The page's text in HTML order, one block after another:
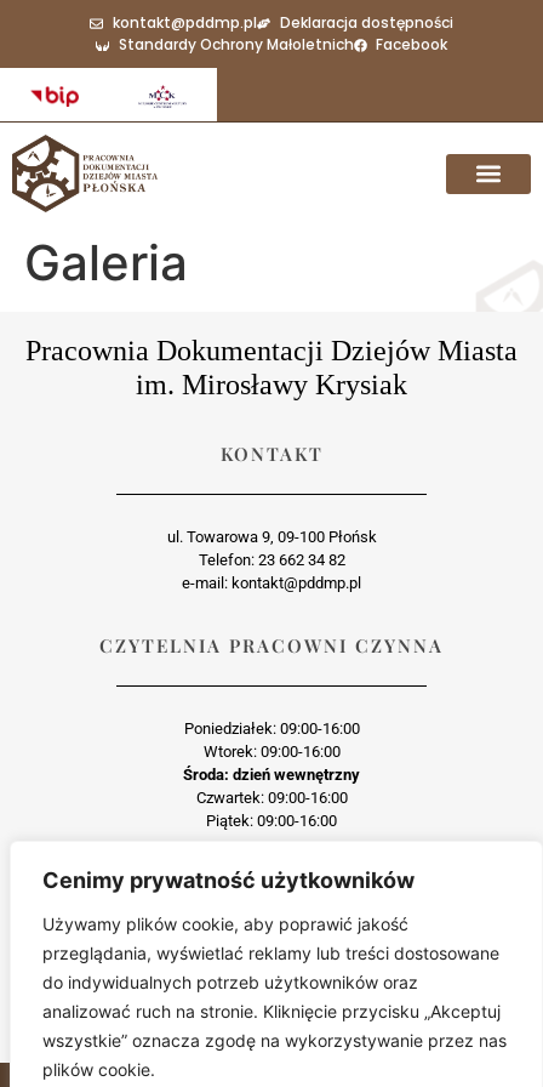
Cenimy prywatność użytkowników
Używamy plików cookie, aby poprawić jakość
przeglądania, wyświetlać reklamy lub treści dostosowane
do indywidualnych potrzeb użytkowników oraz
analizować ruch na stronie. Kliknięcie przycisku „Akceptuj
wszystkie” oznacza zgodę na wykorzystywanie przez nas
plików cookie.
kontakt@pddmp.pl
Deklaracja dostępności
Standardy Ochrony Małoletnich
Facebook
Galeria
Pracownia Dokumentacji Dziejów Miasta
im. Mirosławy Krysiak
KONTAKT
ul. Towarowa 9, 09-100 Płońsk
Telefon: 23 662 34 82
e-mail: kontakt@pddmp.pl
CZYTELNIA PRACOWNI CZYNNA
Poniedziałek: 09:00-16:00
Wtorek: 09:00-16:00
Środa: dzień wewnętrzny
Czwartek: 09:00-16:00
Piątek: 09:00-16:00
Każda reprodukcja lub adaptacja całości bądź części materiału, niezależnie od
zastosowanej techniki reprodukcji jest surowo zabroniona
Jakiekolwiek kopiowanie, reprodukcja lub publikacja prezentowanego materiału
pochodzącego ze strony pddmp.pl w jakiejkolwiek formie i postaci jest zabroniona
bez uprzedniej zgody.
Wszelkie zgłoszenia dotyczące naruszenia praw autorskich będą wnikliwie
sprawdzane.